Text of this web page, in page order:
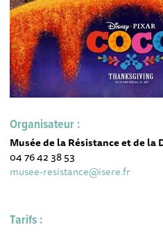
Organisateur :
Musée de la Résistance et de
04 76 42 38 53
musee-resistance@isere.fr
Tarifs :